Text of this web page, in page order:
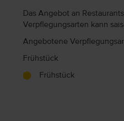
Das Angebot an
Verpflegungsarten kann
Angebotene
Frühstück
Frühstück